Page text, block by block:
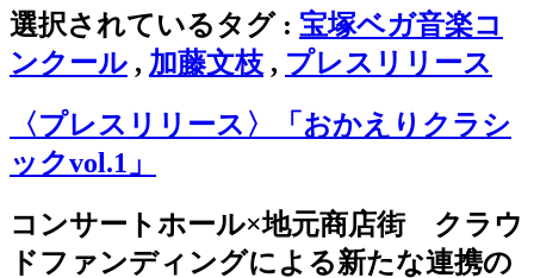
選択されているタグ : 宝塚ベガ音楽コ
ンクール , 加藤文枝 , プレスリリース
〈プレスリリース〉「おかえりクラシ
ックvol.1」
コンサートホール×地元商店街 クラウ
ドファンディングによる新たな連携の